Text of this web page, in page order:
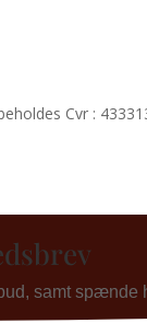
Cvr :
samt spænde